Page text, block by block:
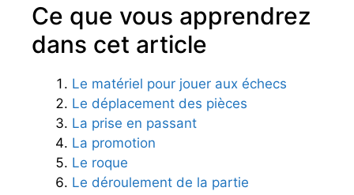
Ce que vous apprendrez
dans cet article
Le matériel pour jouer aux échecs
Le déplacement des pièces
La prise en passant
La promotion
Le roque
Le déroulement de la partie